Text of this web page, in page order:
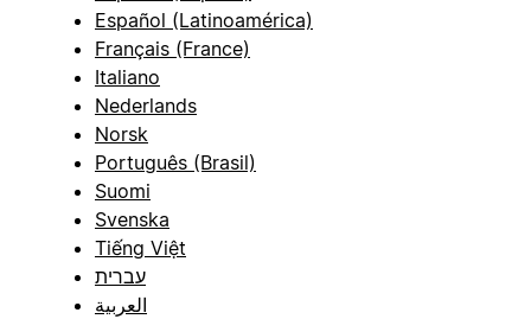
Español (Latinoamérica)
Français (France)
Italiano
Nederlands
Norsk
Português (Brasil)
Suomi
Svenska
Tiếng Việt
עברית
العربية